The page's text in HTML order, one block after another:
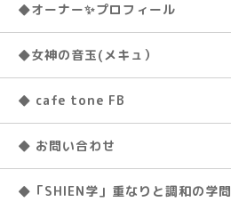
◆オーナー✨プロフィール
◆女神の音玉(メキュ）
◆ cafe tone FB
◆ お問い合わせ
◆「SHIEN学」重なりと調和の学問